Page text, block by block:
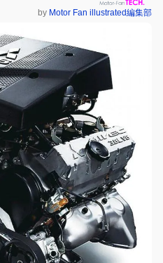
by Motor Fan illustrated編集部